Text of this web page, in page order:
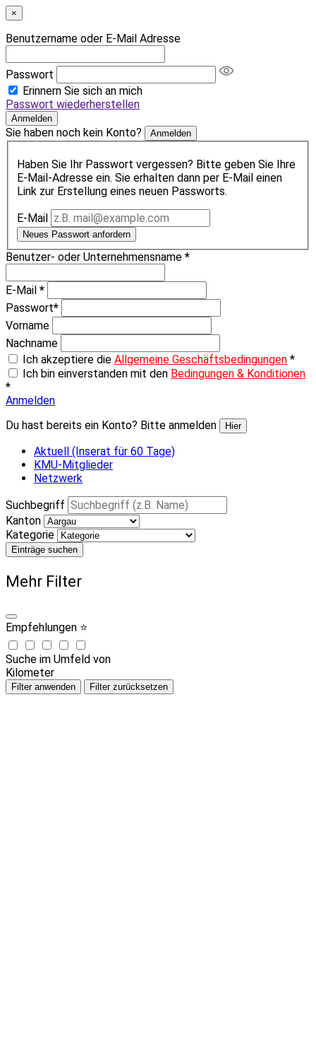
×
Benutzername oder E-Mail Adresse
Passwort
Erinnern Sie sich an mich
Passwort wiederherstellen
Anmelden
Sie haben noch kein Konto? Anmelden
Haben Sie Ihr Passwort vergessen? Bitte geben Sie Ihre
E-Mail-Adresse ein. Sie erhalten dann per E-Mail einen
Link zur Erstellung eines neuen Passworts.
E-Mail
Neues Passwort anfordern
Benutzer- oder Unternehmensname *
E-Mail *
Passwort*
Vorname
Nachname
Ich akzeptiere die Allgemeine Geschäftsbedingungen *
Ich bin einverstanden mit den Bedingungen & Konditionen
*
Anmelden
Du hast bereits ein Konto? Bitte anmelden
Hier
Aktuell (Inserat für 60 Tage)
KMU-Mitglieder
Netzwerk
Suchbegriff
Kanton
Kategorie
Einträge suchen
Mehr Filter
Empfehlungen ⭐
Suche im Umfeld von
Kilometer
Filter anwenden Filter zurücksetzen